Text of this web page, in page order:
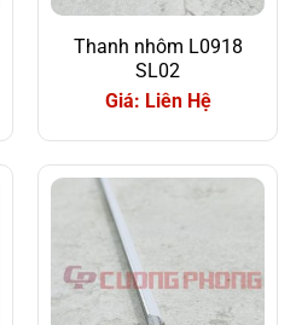
Thanh nhôm L0918
SL02
Giá: Liên Hệ